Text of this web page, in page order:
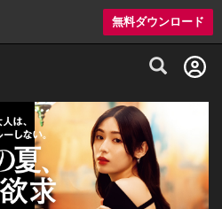
無料ダウンロード
メ情報・プレミアムレストラン予約